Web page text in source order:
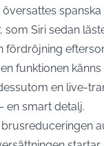
som Siri sedan
fördröjning
funktionen
en live-
en smart detalj.